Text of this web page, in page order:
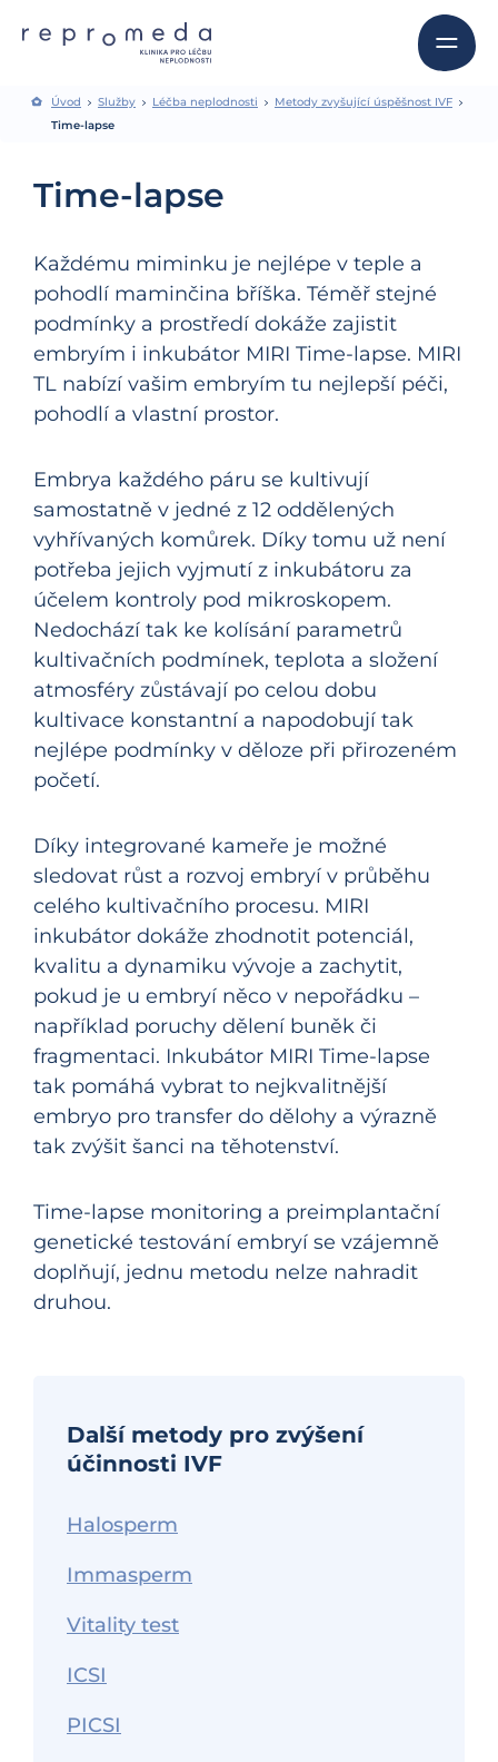
Úvod Služby Léčba neplodnosti
Metody zvyšující úspěšnost IVF
Time-lapse
Time-lapse
Každému miminku je nejlépe v teple a
pohodlí maminčina bříška. Téměř stejné
podmínky a prostředí dokáže zajistit
embryím i inkubátor MIRI Time-lapse. MIRI
TL nabízí vašim embryím tu nejlepší péči,
pohodlí a vlastní prostor.
Embrya každého páru se kultivují
samostatně v jedné z 12 oddělených
vyhřívaných komůrek. Díky tomu už není
potřeba jejich vyjmutí z inkubátoru za
účelem kontroly pod mikroskopem.
Nedochází tak ke kolísání parametrů
kultivačních podmínek, teplota a složení
atmosféry zůstávají po celou dobu
kultivace konstantní a napodobují tak
nejlépe podmínky v děloze při přirozeném
početí.
Díky integrované kameře je možné
sledovat růst a rozvoj embryí v průběhu
celého kultivačního procesu. MIRI
inkubátor dokáže zhodnotit potenciál,
kvalitu a dynamiku vývoje a zachytit,
pokud je u embryí něco v nepořádku –
například poruchy dělení buněk či
fragmentaci. Inkubátor MIRI Time-lapse
tak pomáhá vybrat to nejkvalitnější
embryo pro transfer do dělohy a výrazně
tak zvýšit šanci na těhotenství.
Time-lapse monitoring a preimplantační
genetické testování embryí se vzájemně
doplňují, jednu metodu nelze nahradit
druhou.
Další metody pro zvýšení
účinnosti IVF
Halosperm
Immasperm
Vitality test
ICSI
PICSI